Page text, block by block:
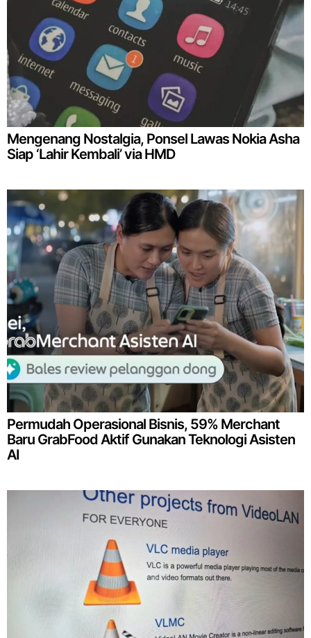
Mengenang Nostalgia, Ponsel Lawas Nokia Asha
Siap ‘Lahir Kembali’ via HMD
Permudah Operasional Bisnis, 59% Merchant
Baru GrabFood Aktif Gunakan Teknologi Asisten
AI